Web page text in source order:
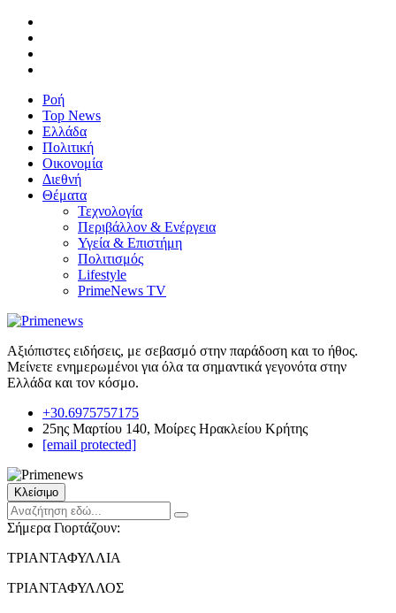
Ροή
Top News
Ελλάδα
Πολιτική
Οικονομία
Διεθνή
Θέματα
Τεχνολογία
Περιβάλλον & Ενέργεια
Υγεία & Επιστήμη
Πολιτισμός
Lifestyle
PrimeNews TV
Αξιόπιστες ειδήσεις, με σεβασμό στην παράδοση και το ήθος.
Μείνετε ενημερωμένοι για όλα τα σημαντικά γεγονότα στην
Ελλάδα και τον κόσμο.
+30.6975757175
25ης Μαρτίου 140, Μοίρες Ηρακλείου Κρήτης
[email protected]
Κλείσιμο
Σήμερα Γιορτάζουν:
ΤΡΙΑΝΤΑΦΥΛΛΙΑ
ΤΡΙΑΝΤΑΦΥΛΛΟΣ